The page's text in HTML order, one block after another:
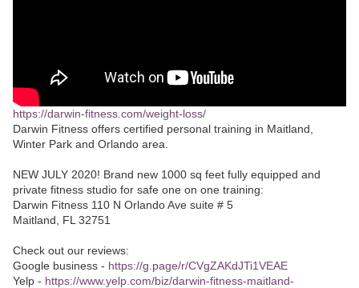
https://darwin-fitness.com/weight-loss/
Darwin Fitness offers certified personal training in Maitland,
Winter Park and Orlando area.
NEW JULY 2020! Brand new 1000 sq feet fully equipped and
private fitness studio for safe one on one training:
Darwin Fitness 110 N Orlando Ave suite # 5
Maitland, FL 32751
Check out our reviews:
Google business - https://g.page/r/CVgZAKdJTi1VEAE
Yelp - https://www.yelp.com/biz/darwin-fitness-maitland-